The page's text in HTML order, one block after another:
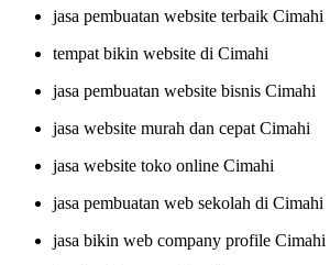
jasa pembuatan website terbaik Cimahi
tempat bikin website di Cimahi
jasa pembuatan website bisnis Cimahi
jasa website murah dan cepat Cimahi
jasa website toko online Cimahi
jasa pembuatan web sekolah di Cimahi
jasa bikin web company profile Cimahi